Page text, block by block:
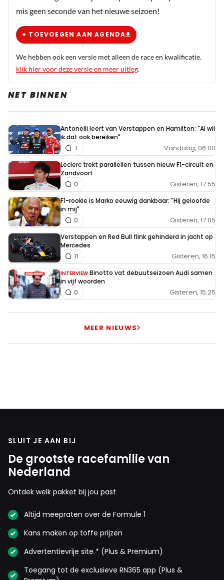
mis geen seconde van het nieuwe seizoen!
+ TOEVOEGEN AAN AGENDA
We hebben ook een versie met alleen de race en kwalificatie.
klik hier voor deze versie en meer uitleg.
NET BINNEN
Antonelli leert van Verstappen en Hamilton: "Al wil
ik dat ook bereiken"
Vandaag, 06:00
1
Leclerc trekt parallellen tussen nieuw F1-circuit en
Zandvoort
Gisteren, 17:55
0
F1-rookie is Marko eeuwig dankbaar: "Hij geloofde
in mij"
Gisteren, 17:05
0
Verstappen en Red Bull flink gehinderd in jacht op
Mercedes
Gisteren, 16:15
11
INTERVIEW Binotto vat debuutseizoen Audi samen
in vijf woorden
Gisteren, 15:25
0
MEER NIEUWS
SLUIT JE AAN BIJ
De grootste racefamilie van
Nederland
Ontdek welk pakket bij jou past
Altijd meepraten over de Formule 1
Kans maken op toffe prijzen
Advertentievrije site * (Plus & Premium)
Toegang tot de exclusieve RN365 app (Plus &